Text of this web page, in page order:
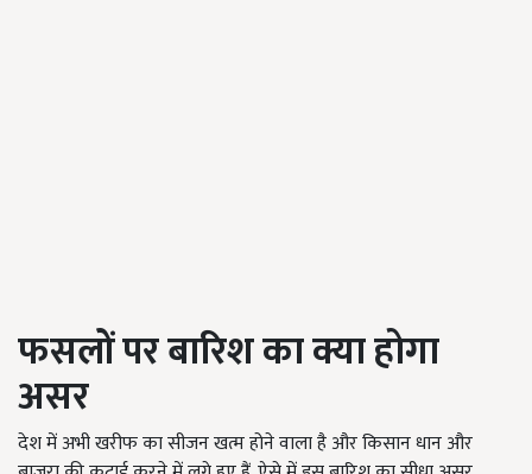
फसलों पर बारिश का क्या होगा
असर
देश में अभी खरीफ का सीजन खत्म होने वाला है और किसान धान और